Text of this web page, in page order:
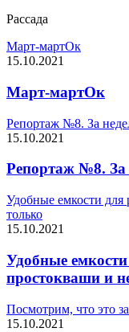
Рассада
Март-мартОк
15.10.2021
Март-мартОк
Репортаж №8. За
15.10.2021
Репортаж №8. За
Удобные емкости для
только
15.10.2021
Удобные
простокваши и
Посмотрим, что это
15.10.2021